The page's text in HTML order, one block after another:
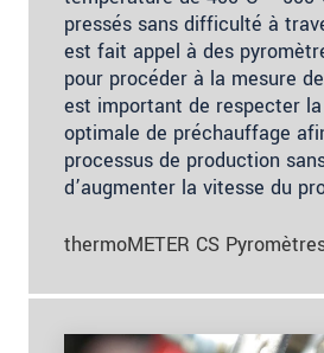
pressés sans difficulté à
est fait appel à des
pour procéder à la mesure
est important de respecter
optimale de préchauffage
processus de production
d’augmenter la vitesse du
thermoMETER CS